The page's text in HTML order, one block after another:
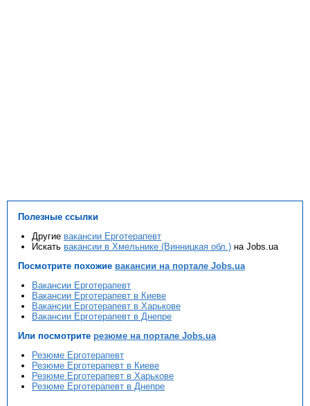
Полезные ссылки
Другие вакансии Ерготерапевт
Искать вакансии в Хмельнике (Винницкая обл.) на Jobs.ua
Посмотрите похожие вакансии на портале Jobs.ua
Вакансии Ерготерапевт
Вакансии Ерготерапевт в Киеве
Вакансии Ерготерапевт в Харькове
Вакансии Ерготерапевт в Днепре
Или посмотрите резюме на портале Jobs.ua
Резюме Ерготерапевт
Резюме Ерготерапевт в Киеве
Резюме Ерготерапевт в Харькове
Резюме Ерготерапевт в Днепре